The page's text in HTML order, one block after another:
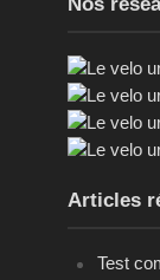
Articles
Test